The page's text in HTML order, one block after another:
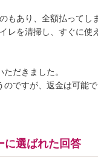
もあり、全額払ってし
レを清掃し、すぐに使
だきました。
ですが、返金は可能で
に選ばれた回答